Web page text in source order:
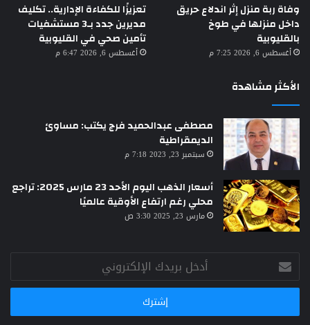
وفاة ربة منزل إثر اندلاع حريق
داخل منزلها في طوخ
بالقليوبية
أغسطس 6, 2026 7:25 م
تعزيزًا للكفاءة الإدارية.. تكليف
مديرين جدد بـ3 مستشفيات
تأمين صحي في القليوبية
أغسطس 6, 2026 6:47 م
الأكثر مشاهدة
مصطفى عبدالحميد فرج يكتب: مساوئ
الديمقراطية
سبتمبر 23, 2023 7:18 م
أسعار الذهب اليوم الأحد 23 مارس 2025: تراجع
محلي رغم ارتفاع الأوقية عالميًا
مارس 23, 2025 3:30 ص
أدخل
بريدك
الإلكتروني